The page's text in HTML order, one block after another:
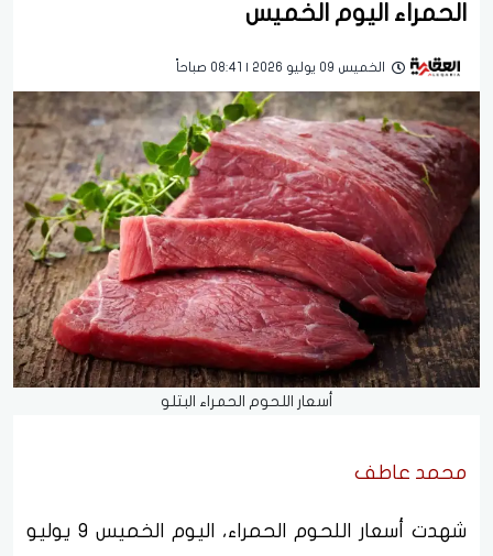
الحمراء اليوم الخميس
الخميس 09 يوليو 2026 | 08:41 صباحاً
أسعار اللحوم الحمراء البتلو
محمد عاطف
شهدت أسعار اللحوم الحمراء، اليوم الخميس 9 يوليو